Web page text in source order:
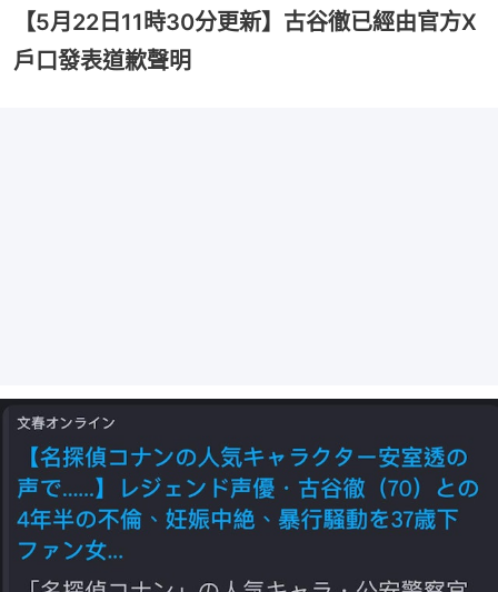
【5月22日11時30分更新】古谷徹已經由官方X
戶口發表道歉聲明